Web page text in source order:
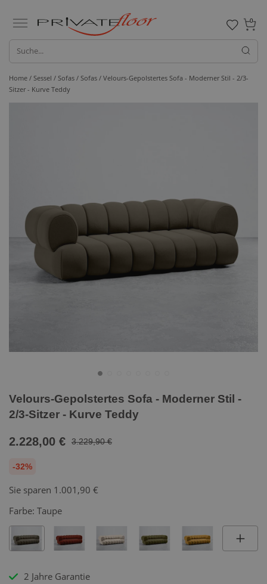
0
Home / Sessel / Sofas / Sofas / Velours-Gepolstertes Sofa - Moderner Stil - 2/3-
Sitzer - Kurve Teddy
Velours-Gepolstertes Sofa - Moderner Stil -
2/3-Sitzer - Kurve Teddy
2.228,00 € 3.229,90 €
-32%
Sie sparen 1.001,90 €
Farbe: Taupe
2 Jahre Garantie